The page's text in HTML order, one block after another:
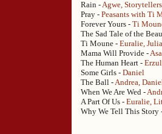
Rain -Agwe, Storytellers
Pray - Peasants with Ti
Forever Yours - Ti
The Sad Tale of the
Ti Moune - Euralie,
Mama Will Provide -
The Human Heart -
Some Girls - Daniel
The Ball -Andrea,
When We Are Wed -
A Part Of Us - Euralie,
Why We Tell This Story